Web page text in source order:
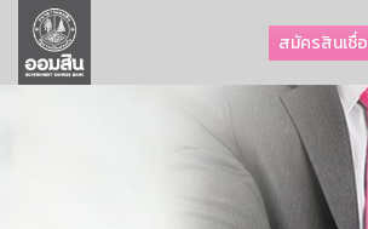
สมัครสินเชื่อ
ลูกค้าธุรกิจ
ลูกค้าผู้ประกอบรายย่อย